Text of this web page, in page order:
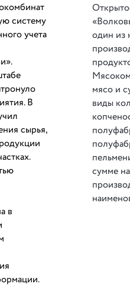
систему
учета
В
сырья,
в
один из
мясо и
виды
сумме